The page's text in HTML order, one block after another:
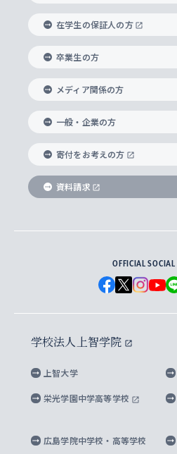
外国語学部
総合グローバル学部
国際教養学部
理工学部
Futures） – 持続可能な
思考と表現
データサイエンス
上智大学で学ぶ
海外で学ぶ
大学院
神学研究科
実践宗教学研究科
総合人間科学研究科
経済学研究科
グローバル・スタディー
助産学専攻科
生涯学習
グローバル・コンサーン
比較文化研究所
ヨーロッパ研究所
アジア文化研究所
アメリカ・カナダ研究所
メディア・ジャーナリズ
水稀少社会研究センター
先進機械・構造材料イ
マイクロ波サイエンス研
重点領域研究・自由課題
研究活動に関する法令・
心身の健康相談
ハラスメント防止の取
障がいのある学生への支
キャリア形成サポート
キャリア形成支援プロ
就職（内定先）・進路統
企業の採用ご担当者様へ
住まいのサポート
研究生・外国人特別研究
交換留学生(海外大学か
ノンディグリー生
Sophia Short-term
学費・奨学金
学部入学前に出願する
国による高等教育の修
大学院生対象の奨学金
海外留学する際の費用と
上智大学の理念
上智大学の沿革
ソフィア・アーカイブズ
上智大学とカトリック
グローバルエンゲージメ
上智大学を訪れた世界
国連Weeks・アフリカ
ダイバーシティ＆サステ
上智大学公式ソーシャル
学校法人上智学院につい
数字で見る上智大学
上智大学のネットワーク
父母・保証人とのネット
学外とのネットワーク
上智大学の出版物
上智大学大学案内・大学
英文広報誌 SOPHIA
上智大学のビジュアル・
上智大学ビジュアル・ア
上智大学校歌 ・上智大
上智大学への取材・キ
上智大学の公開情報
上智大学の教育研究活
内部質保証と自己点検・
キャンパス案内
四谷キャンパス 施設紹介
海外拠点
在学生の保証人の方
卒業生の方
メディア関係の方
一般・企業の方
寄付をお考えの方
資料請求
OFFICIAL
学校法人上智学院
上智大学
栄光学園中学高等学校
広島学院中学校・高等学校